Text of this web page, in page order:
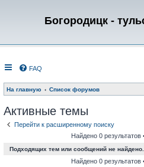
Богородицк -
FAQ
На главную Список форумов
Активные темы
Перейти к расширенному поиску
Найдено 0 результатов
Подходящих тем или сообщений не найдено.
Найдено 0 результатов